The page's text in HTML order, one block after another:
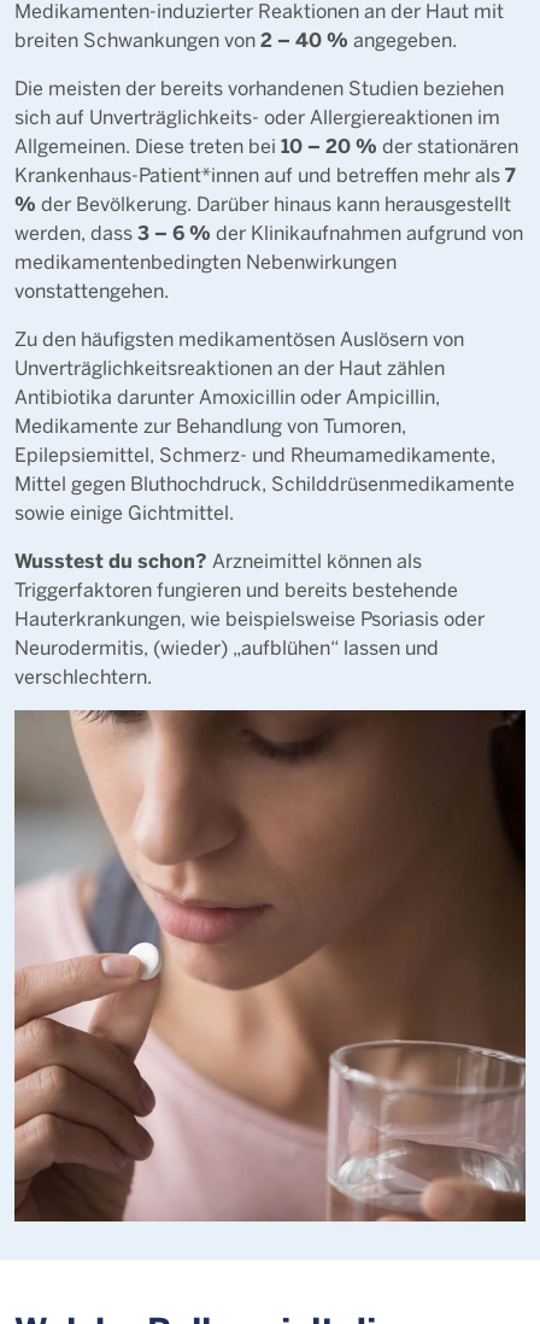
Medikamenten-induzierter Reaktionen an der Haut mit
breiten Schwankungen von2 – 40 % angegeben.
Die meisten der bereits vorhandenen Studien beziehen
sich auf Unverträglichkeits- oder Allergiereaktionen im
Allgemeinen. Diese treten bei 10 – 20 % der stationären
Krankenhaus-Patient*innen auf und betreffen mehr als7
% der Bevölkerung. Darüber hinaus kann herausgestellt
werden, dass3 – 6 % der Klinikaufnahmen aufgrund von
medikamentenbedingten Nebenwirkungen
vonstattengehen.
Zu den häufigsten medikamentösen Auslösern von
Unverträglichkeitsreaktionen an der Haut zählen
Antibiotika darunter Amoxicillin oder Ampicillin,
Medikamente zur Behandlung von Tumoren,
Epilepsiemittel, Schmerz- und Rheumamedikamente,
Mittel gegen Bluthochdruck, Schilddrüsenmedikamente
sowie einige Gichtmittel.
Wusstest du schon? Arzneimittel können als
Triggerfaktoren fungieren und bereits bestehende
Hauterkrankungen, wie beispielsweise Psoriasis oder
Neurodermitis, (wieder) „aufblühen“ lassen und
verschlechtern.